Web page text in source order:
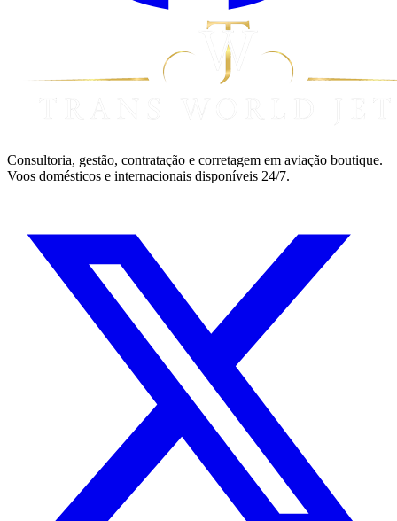
Consultoria, gestão, contratação e corretagem em aviação boutique.
Voos domésticos e internacionais disponíveis 24/7.